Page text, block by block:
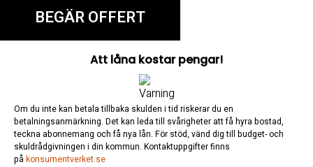
BEGÄR OFFERT
Att låna kostar pengar!
Om du inte kan betala tillbaka skulden i tid riskerar du en
betalningsanmärkning. Det kan leda till svårigheter att få hyra bostad,
teckna abonnemang och få nya lån. För stöd, vänd dig till budget- och
skuldrådgivningen i din kommun. Kontaktuppgifter finns
på konsumentverket.se